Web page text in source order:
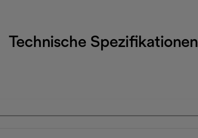
Technische Spezifikationen